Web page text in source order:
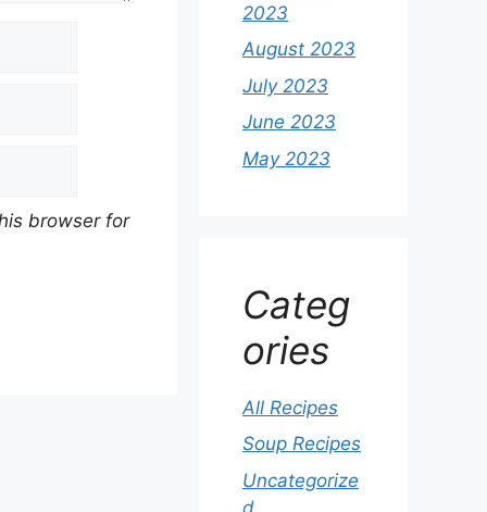
browser for
2023
August 2023
July 2023
June 2023
May 2023
Categ
ories
All Recipes
Soup Recipes
Uncategorize
d